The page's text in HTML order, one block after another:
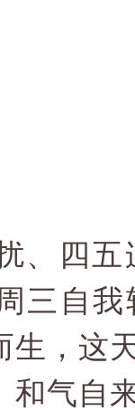
、四
三自
生，这
和气自